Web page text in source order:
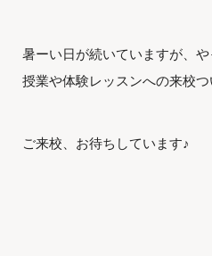
暑ーい日が続いていますが、
授業や体験レッスンへの来校
ご来校、お待ちしています♪